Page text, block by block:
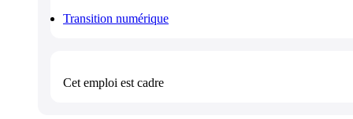
Transition numérique
Cet emploi estcadre